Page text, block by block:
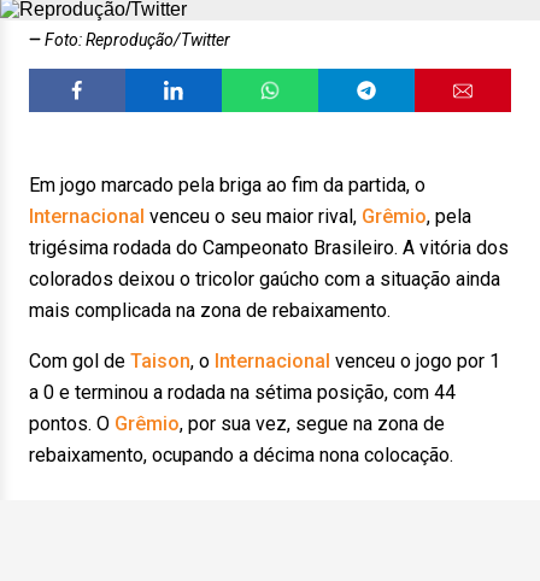
Foto: Reprodução/Twitter
Em jogo marcado pela briga ao fim da partida, o
Internacional venceu o seu maior rival, Grêmio, pela
trigésima rodada do Campeonato Brasileiro. A vitória dos
colorados deixou o tricolor gaúcho com a situação ainda
mais complicada na zona de rebaixamento.
Com gol de Taison, o Internacional venceu o jogo por 1
a 0 e terminou a rodada na sétima posição, com 44
pontos. O Grêmio, por sua vez, segue na zona de
rebaixamento, ocupando a décima nona colocação.